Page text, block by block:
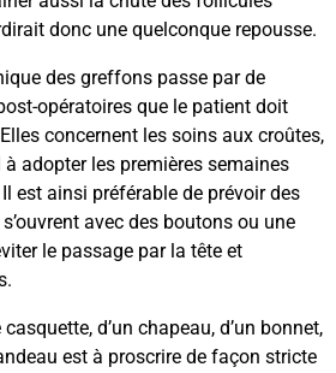
donc une quelconque repousse.
des greffons passe par de
opératoires que le patient doit
concernent les soins aux croûtes,
adopter les premières semaines
est ainsi préférable de prévoir des
avec des boutons ou une
le passage par la tête et
d’un chapeau, d’un bonnet,
est à proscrire de façon stricte